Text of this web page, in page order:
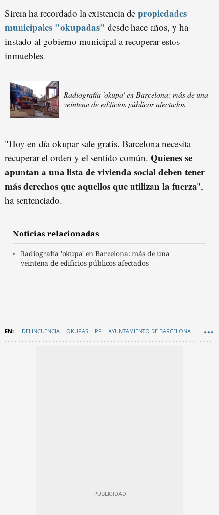
Sirera ha recordado la existencia de propiedades
municipales "okupadas" desde hace años, y ha
instado al gobierno municipal a recuperar estos
inmuebles.
Radiografía 'okupa' en Barcelona: más de una
veintena de edificios públicos afectados
"Hoy en día okupar sale gratis. Barcelona necesita
recuperar el orden y el sentido común. Quienes se
apuntan a una lista de vivienda social deben tener
más derechos que aquellos que utilizan la fuerza",
ha sentenciado.
Noticias relacionadas
Radiografía 'okupa' en Barcelona: más de una
veintena de edificios públicos afectados
DELINCUENCIA OKUPAS PP AYUNTAMIENTO DE BARCELONA